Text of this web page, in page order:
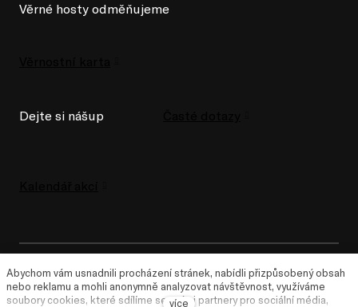
Věrné hosty odměňujeme
Dejte si nášup
Za UMem stojí lidé zAmbiente.
Abychom vám usnadnili procházení stránek, nabídli přizpůsobený obsah
nebo reklamu a mohli anonymně analyzovat návštěvnost, využíváme
soubory cookies, které sdílíme se svými partnery pro sociální média,
více